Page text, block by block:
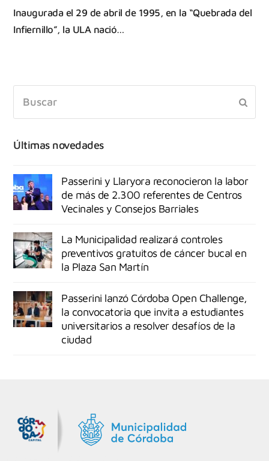
Inaugurada el 29 de abril de 1995, en la “Quebrada del
Infiernillo”, la ULA nació…
Últimas novedades
Passerini y Llaryora reconocieron la labor
de más de 2.300 referentes de Centros
Vecinales y Consejos Barriales
La Municipalidad realizará controles
preventivos gratuitos de cáncer bucal en
la Plaza San Martín
Passerini lanzó Córdoba Open Challenge,
la convocatoria que invita a estudiantes
universitarios a resolver desafíos de la
ciudad